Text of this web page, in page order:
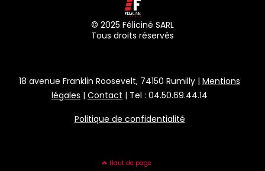
© 2025 Féliciné SARL
Tous droits réservés
18 avenue Franklin Roosevelt, 74150 Rumilly | Mentions
légales | Contact | Tel : 04.50.69.44.14
Politique de confidentialité
Haut de page